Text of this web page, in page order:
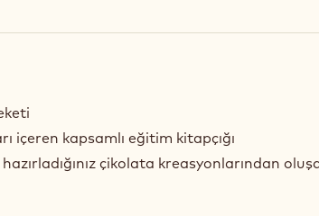
içeren kapsamlı eğitim kitapçığı
çikolata kreasyonlarından